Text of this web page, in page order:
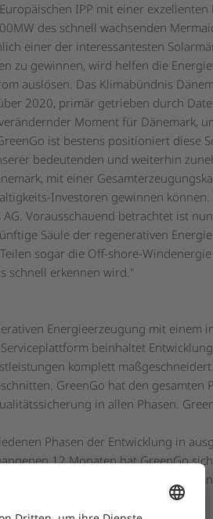
IPP mit einer exzellenten
des schnell wachsenden
einer der interessantesten
zu gewinnen, wird helfen die
auslösen. Das Klimabündnis
2020, primär getrieben durch
Moment für Dänemark,
ist bestens positioniert diese
bedeutenden und weiterhin
mit einer
Investoren gewinnen
Vorausschauend betrachtet ist
Säule der regenerativen
sogar die Off-shore-
schnell erkennen wird."
Energieerzeugung mit einem
beinhaltet
komplett
GreenGo hat den gesamten
in allen Phasen.
Phasen der Entwicklung in
12 Monaten hat GreenGo
und die Investoren- und